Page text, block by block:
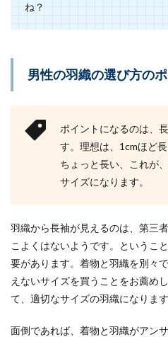
ね？
男性の羽織の選び方の
ポイントになるのは、
す。理想は、1cmほど
ちょっと長い、これが
サイズになります。
羽織から長袖が見えるのは、第三
こよくはないようです。というこ
要があります。着物と羽織を別々
えないサイズを買うことをお薦め
て、適切なサイズの羽織になります
面倒であれば、着物と羽織がアン